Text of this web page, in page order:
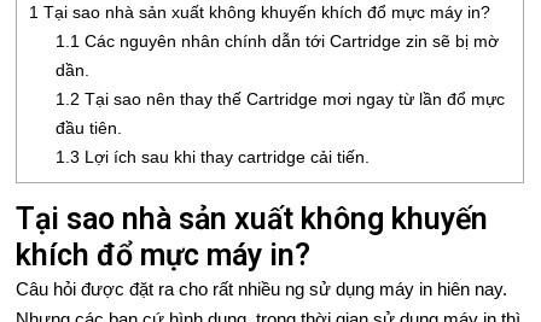
M
1 Tại sao nhà sản xuất không khuyến khích đổ mực máy in?
1.1 Các nguyên nhân chính dẫn tới Cartridge zin sẽ bị mờ
dần.
1.2 Tại sao nên thay thế Cartridge mơi ngay từ lần đổ mực
đầu tiên.
1.3 Lợi ích sau khi thay cartridge cải tiến.
Tại sao nhà sản xuất không khuyến
khích đổ mực máy in?
Câu hỏi được đặt ra cho rất nhiều ng sử dụng máy in hiên nay.